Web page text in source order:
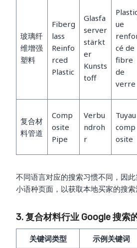
玻璃纤
维增强
塑料
Fiberg
lass
Reinfo
rced
Plastic
Glasfa
server
stärkt
er
Kunsts
toff
ue
cé de
fibre
de
verre
复合材
料管道
Comp
osite
Pipe
Verbu
ndroh
r
Tuyau
comp
osite
不同语言对应的搜索习惯不同，因
小语种页面，以获取本地买家的搜索
3. 复合材料行业 Google 搜索
关键词类型 示例关键词